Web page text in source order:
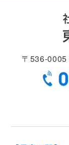
〒536-0005